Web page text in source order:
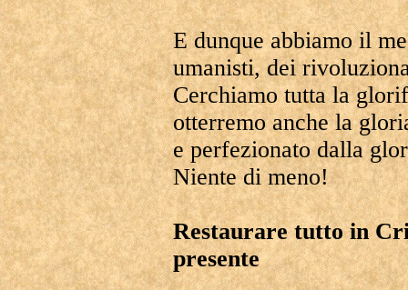
E dunque abbiamo il
umanisti, dei
Cerchiamo tutta la
otterremo anche la
e perfezionato dalla
Niente di meno!
Restaurare tutto in
presente